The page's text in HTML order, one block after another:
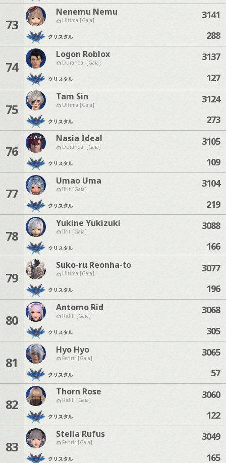
73
Nenemu Nemu
Ultima [Gaia]
クリスタル
3141
288
74
Logon Roblox
Durandal [Gaia]
クリスタル
3137
127
75
Tam Sin
Ultima [Gaia]
クリスタル
3124
273
76
Nasia Ideal
Durandal [Gaia]
クリスタル
3105
109
77
Umao Uma
Ifrit [Gaia]
クリスタル
3104
219
78
Yukine Yukizuki
Ifrit [Gaia]
クリスタル
3088
166
79
Suko-ru Reonha-to
Ultima [Gaia]
クリスタル
3077
196
80
Antomo Rid
Ridill [Gaia]
クリスタル
3068
305
81
Hyo Hyo
Fenrir [Gaia]
クリスタル
3065
57
82
Thorn Rose
Ridill [Gaia]
クリスタル
3060
122
83
Stella Rufus
Fenrir [Gaia]
クリスタル
3049
165